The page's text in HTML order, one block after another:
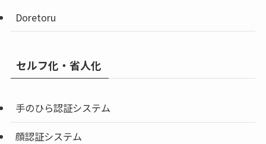
Doretoru
セルフ化・省人化
手のひら認証システム
顔認証システム